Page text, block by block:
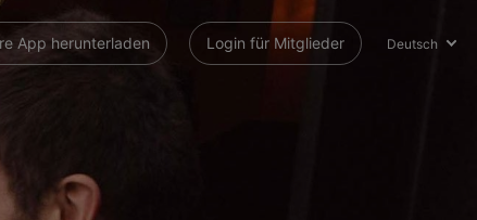
App herunterladen Login für Mitglieder Deutsch